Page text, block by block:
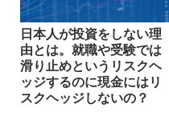
日本人が投資をしない理
由とは。就職や受験では
滑り止めというリスクヘ
ッジするのに現金にはリ
スクヘッジしないの？